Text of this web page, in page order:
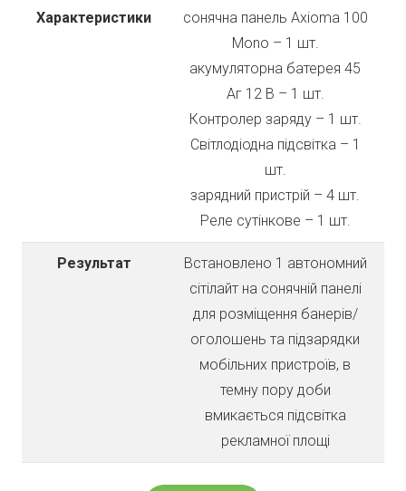
Характеристики
cонячна панель Axioma 100
Mono – 1 шт.
акумуляторна батерея 45
Аг 12 В – 1 шт.
Контролер заряду – 1 шт.
Світлодіодна підсвітка – 1
шт.
зарядний пристрій – 4 шт.
Реле сутінкове – 1 шт.
Результат
Встановлено 1 автономний
сітілайт на сонячній панелі
для розміщення банерів/
оголошень та підзарядки
мобільних пристроїв, в
темну пору доби
вмикається підсвітка
рекламної площі